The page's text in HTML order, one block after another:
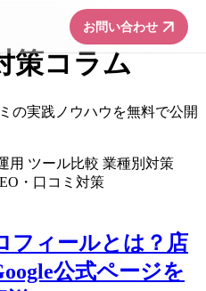
お問い合わせarrow_forward
策コラム
の実践ノウハウを無料で公開
用 ツール比較 業種別対策
・口コミ対策
フィールとは？店
公式ページを